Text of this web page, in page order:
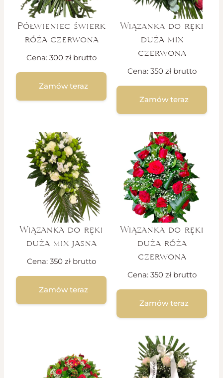
Półwieniec świerk
róża czerwona
Cena: 300 zł brutto
Zamów teraz
Wiązanka do ręki
duża mix
czerwona
Cena: 350 zł brutto
Zamów teraz
Wiązanka do ręki
duża mix jasna
Cena: 350 zł brutto
Zamów teraz
Wiązanka do ręki
duża róża
czerwona
Cena: 350 zł brutto
Zamów teraz